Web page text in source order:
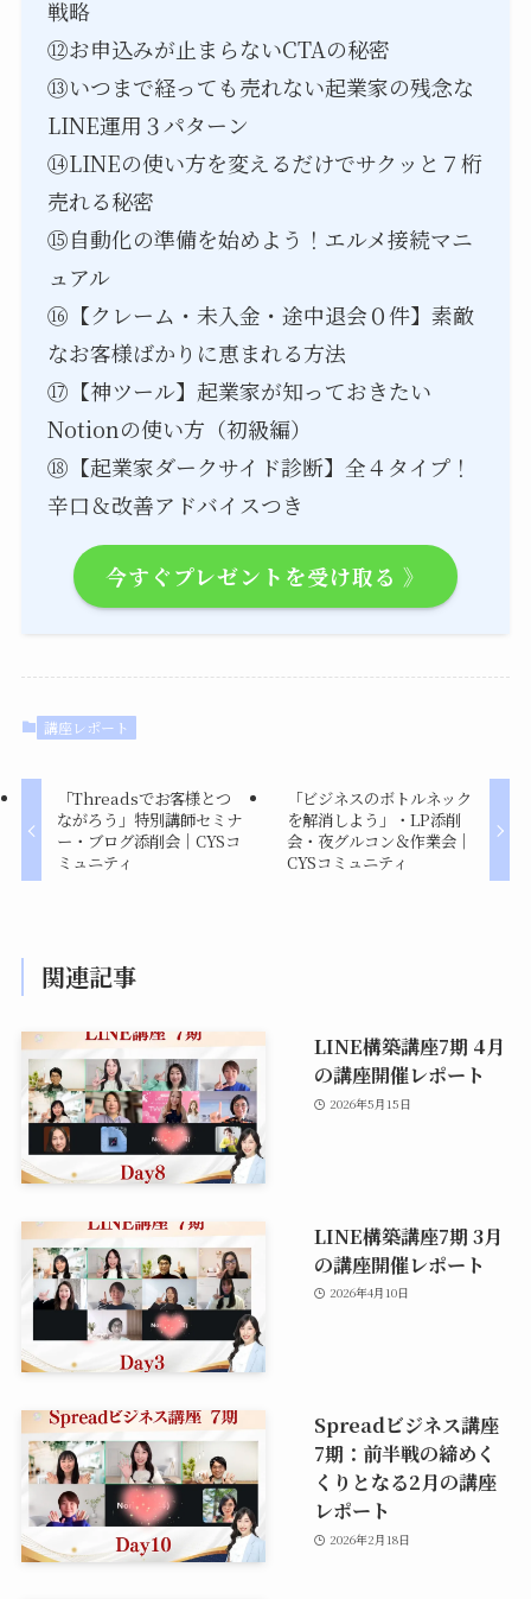
戦略
⑫お申込みが止まらないCTAの秘密
⑬いつまで経っても売れない起業家の残念な
LINE運用３パターン
⑭LINEの使い方を変えるだけでサクッと７桁
売れる秘密
⑮自動化の準備を始めよう！エルメ接続マニ
ュアル
⑯【クレーム・未入金・途中退会０件】素敵
なお客様ばかりに恵まれる方法
⑰【神ツール】起業家が知っておきたい
Notionの使い方（初級編）
⑱【起業家ダークサイド診断】全４タイプ！
辛口＆改善アドバイスつき
今すぐプレゼントを受け取る 》
講座レポート
「Threadsでお客様とつ
ながろう」特別講師セミナ
ー・ブログ添削会｜CYSコ
ミュニティ
「ビジネスのボトルネック
を解消しよう」・LP添削
会・夜グルコン＆作業会｜
CYSコミュニティ
関連記事
LINE構築講座7期 4月
の講座開催レポート
2026年5月15日
LINE構築講座7期 3月
の講座開催レポート
2026年4月10日
Spreadビジネス講座
7期：前半戦の締めく
くりとなる2月の講座
レポート
2026年2月18日